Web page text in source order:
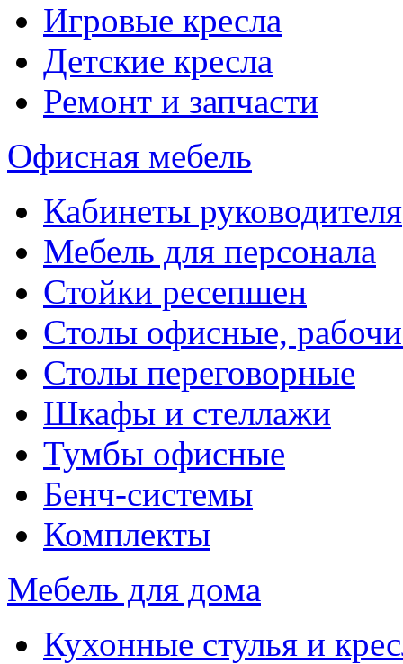
Игровые кресла
Детские кресла
Ремонт и запчасти
Офисная мебель
Кабинеты руководителя
Мебель для персонала
Стойки ресепшен
Столы офисные,
Столы переговорные
Шкафы и стеллажи
Тумбы офисные
Бенч-системы
Комплекты
Мебель для дома
Кухонные стулья и